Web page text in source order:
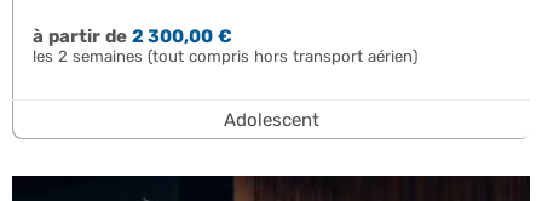
à partir de2 300,00 €
les 2 semaines (tout compris hors transport aérien)
Adolescent